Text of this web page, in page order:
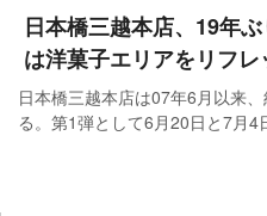
日本橋三越本店、19年
は洋菓子エリアをリフレ
日本橋三越本店は07年6月以来
る。第1弾として6月20日と7月4